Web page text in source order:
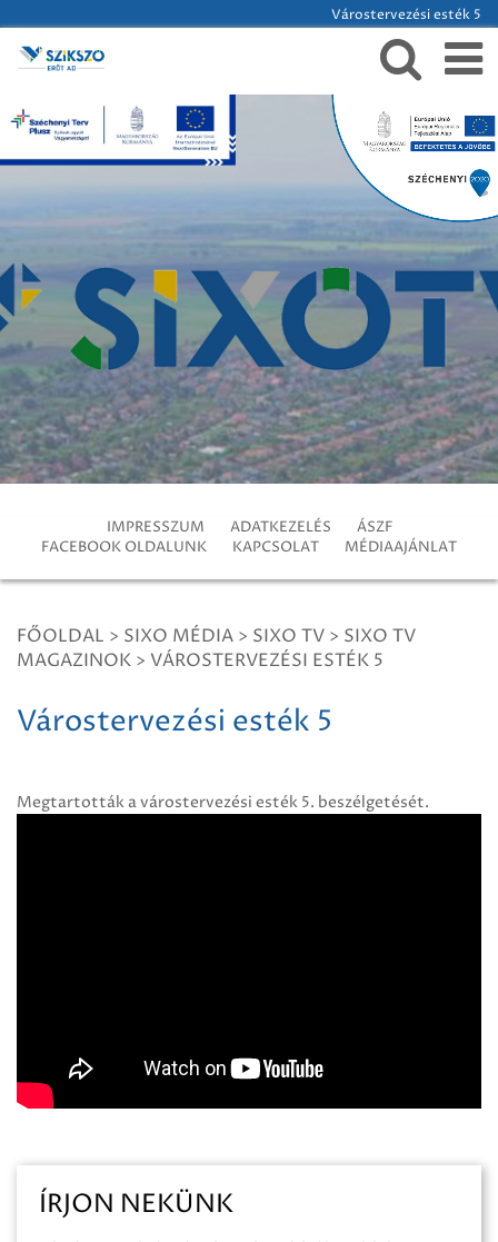
Várostervezési esték 5
IMPRESSZUM ADATKEZELÉS
ÁSZF
FACEBOOK OLDALUNK
KAPCSOLAT MÉDIAAJÁNLAT
FŐOLDAL > SIXO MÉDIA > SIXO TV > SIXO TV
MAGAZINOK > VÁROSTERVEZÉSI ESTÉK 5
Várostervezési esték 5
Megtartották a várostervezési esték 5. beszélgetését.
ÍRJON NEKÜNK